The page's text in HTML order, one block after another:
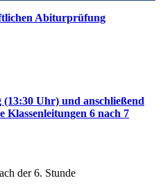
Abiturprüfung
(13:30 Uhr) und anschließend
Klassenleitungen 6 nach 7
der 6. Stunde